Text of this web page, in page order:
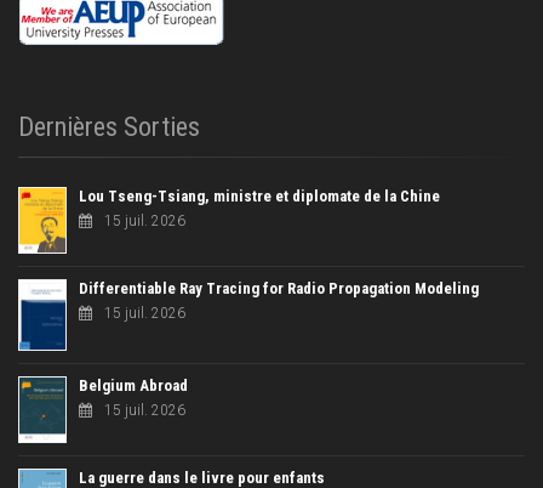
Dernières Sorties
Lou Tseng-Tsiang, ministre et diplomate de la Chine
15 juil. 2026
Differentiable Ray Tracing for Radio Propagation Modeling
15 juil. 2026
Belgium Abroad
15 juil. 2026
La guerre dans le livre pour enfants